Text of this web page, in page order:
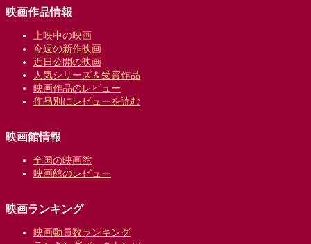
映画作品情報
上映中の映画
今週の新作映画
近日公開の映画
人気シリーズ＆受賞作品
映画作品のレビュー
作品別にレビューを読む
映画館情報
全国の映画館
映画館のレビュー
映画ランキング
映画動員数ランキング